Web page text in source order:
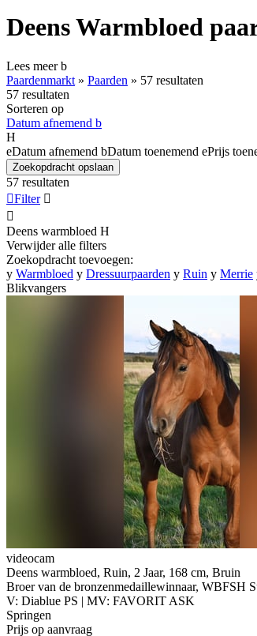
Deens Warmbloed
Lees meerb
Paardenmarkt » Paarden » 57 resultaten
57 resultaten
Sorteren op
Datum afnemend b
H
eDatum afnemend bDatum toenemend ePrijs
Zoekopdracht opslaan
57 resultaten
Filter 

Deens warmbloed H
Verwijder alle filters
Zoekopdracht toevoegen:
y Warmbloed y Dressuurpaarden y Ruin y Merrie
Blikvangers
videocam
Deens warmbloed, Ruin, 2 Jaar, 168 cm, Bruin
Broer van de bronzenmedaillewinnaar, WBFSH
V: Diablue PS | MV: FAVORIT ASK
Springen
Prijs op aanvraag